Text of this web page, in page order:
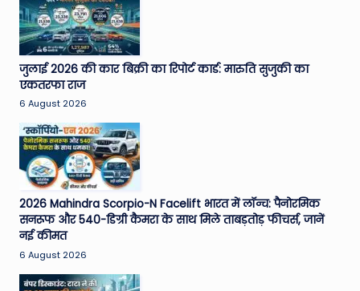
w
s
A
ro
u
n
d
T
h
e
W
जुलाई 2026 की कार बिक्री का रिपोर्ट कार्ड: मारुति सुजुकी का
एकतरफा राज
6 August 2026
2026 Mahindra Scorpio-N Facelift भारत में लॉन्च: पैनोरमिक
सनरूफ और 540-डिग्री कैमरा के साथ मिले ताबड़तोड़ फीचर्स, जानें
नई कीमत
6 August 2026